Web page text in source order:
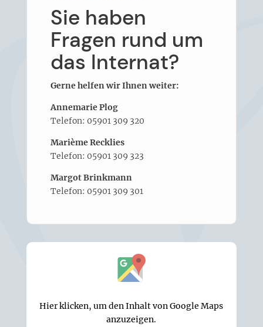
Sie haben
Fragen rund um
das Internat?
Gerne helfen wir Ihnen weiter:
Annemarie Plog
Telefon: 05901 309 320
Marième Recklies
Telefon: 05901 309 323
Margot Brinkmann
Telefon: 05901 309 301
Inhalt
Hier klicken, um den Inhalt von Google Maps
anzuzeigen.